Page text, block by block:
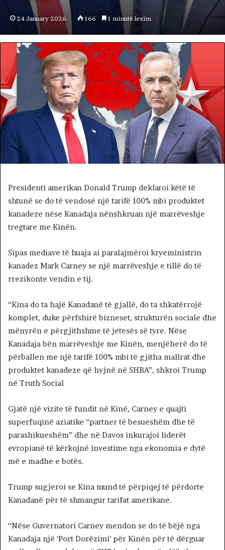
24 January 2026 166 1 minutë lexim
Presidenti amerikan Donald Trump deklaroi këtë të
shtunë se do të vendosë një tarifë 100% mbi produktet
kanadeze nëse Kanadaja nënshkruan një marrëveshje
tregtare me Kinën.
Sipas mediave të huaja ai paralajmëroi kryeministrin
kanadez Mark Carney se një marrëveshje e tillë do të
rrezikonte vendin e tij.
“Kina do ta hajë Kanadanë të gjallë, do ta shkatërrojë
komplet, duke përfshirë bizneset, strukturën sociale dhe
mënyrën e përgjithshme të jetesës së tyre. Nëse
Kanadaja bën marrëveshje me Kinën, menjëherë do të
përballen me një tarifë 100% mbi të gjitha mallrat dhe
produktet kanadeze që hyjnë në SHBA”, shkroi Trump
në Truth Social
Gjatë një vizite të fundit në Kinë, Carney e quajti
superfuqinë aziatike “partner të besueshëm dhe të
parashikueshëm” dhe në Davos inkurajoi liderët
evropianë të kërkojnë investime nga ekonomia e dytë
më e madhe e botës.
Trump sugjeroi se Kina mund të përpiqej të përdorte
Kanadanë për të shmangur tarifat amerikane.
“Nëse Guvernatori Carney mendon se do të bëjë nga
Kanadaja një ‘Port Dorëzimi’ për Kinën për të dërguar